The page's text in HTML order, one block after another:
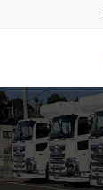
ツ
へ
ス
キ
ッ
シ
ョ
ン
に
移